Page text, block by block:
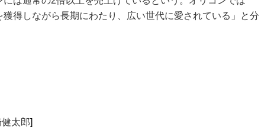
獲得しながら長期にわたり、広い世代に愛されている」と分
健太郎]